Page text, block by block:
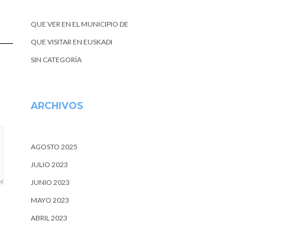
QUE VER EN EL MUNICIPIO DE
QUE VISITAR EN EUSKADI
SIN CATEGORÍA
ARCHIVOS
AGOSTO 2025
JULIO 2023
JUNIO 2023
MAYO 2023
ABRIL 2023